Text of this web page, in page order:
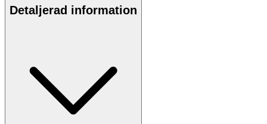
Detaljerad information